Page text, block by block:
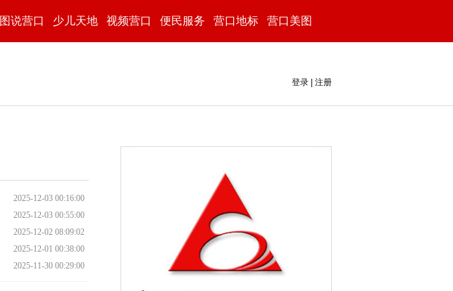
图说营口 少儿天地 视频营口 便民服务 营口地标 营口美图
登录 注册
2025-12-03 00:16:00
2025-12-03 00:55:00
2025-12-02 08:09:02
2025-12-01 00:38:00
2025-11-30 00:29:00